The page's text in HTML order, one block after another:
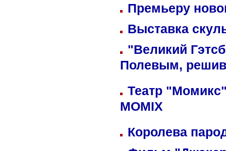
Премьеру
Выставка
"Великий
Полевым,
Театр
MOMIX
Королева